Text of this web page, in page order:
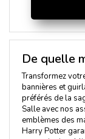
De quelle
Transformez
bannières et
préférés de la
Salle avec nos
emblèmes des
Harry Potter